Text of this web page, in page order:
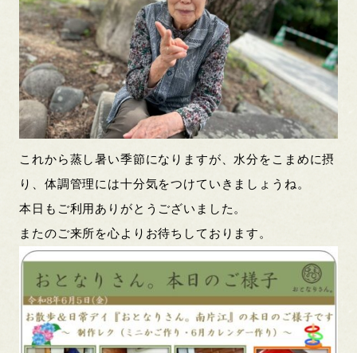
これから蒸し暑い季節になりますが、水分をこまめに摂
り、体調管理には十分気をつけていきましょうね。
本日もご利用ありがとうございました。
またのご来所を心よりお待ちしております。